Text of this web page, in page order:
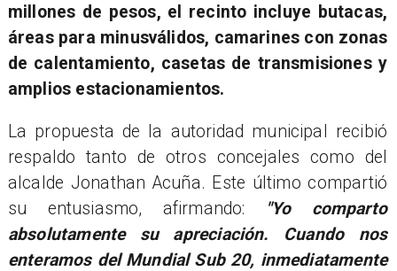
millones de pesos, el recinto incluye butacas,
áreas para minusválidos, camarines con zonas
de calentamiento, casetas de transmisiones y
amplios estacionamientos.
La propuesta de la autoridad municipal recibió
respaldo tanto de otros concejales como del
alcalde Jonathan Acuña. Este último compartió
su entusiasmo, afirmando:
"Yo comparto
absolutamente su apreciación. Cuando nos
enteramos del Mundial Sub 20, inmediatamente